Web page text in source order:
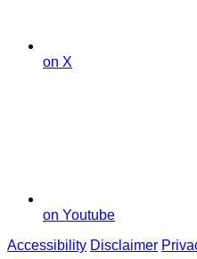
on X
on Youtube
Accessibility Disclaimer